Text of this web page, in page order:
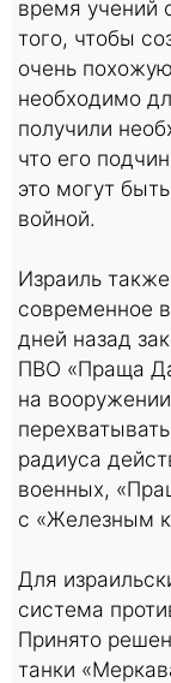
время учений
того, чтобы
очень
необходимо
получили
что его
это могут
войной.
Израиль
современное
дней назад
ПВО «Праща
на
радиуса
военных,
с «Железным
Для
система
Принято
танки